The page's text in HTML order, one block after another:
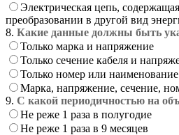
Электрическая цепь,
преобразовании в другой вид
8. Какие данные должны быть
Только марка и напряжение
Только сечение кабеля и
Только номер или
Марка, напряжение, сечение,
9. С какой периодичностью на
Не реже 1 раза в полугодие
Не реже 1 раза в 9 месяцев